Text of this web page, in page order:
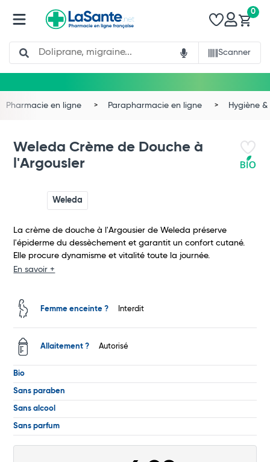
Search
Scanner
0
Total
Pharmacie en ligne Parapharmacie en ligne Hygiène
Weleda Crème de Douche à
l'Argousier
Weleda
La crème de douche à l'Argousier de Weleda préserve
l'épiderme du dessèchement et garantit un confort cutané.
Elle procure dynamisme et vitalité toute la journée.
En savoir +
Femme enceinte ? Interdit
Allaitement ? Autorisé
Bio
Sans paraben
Sans alcool
Sans parfum